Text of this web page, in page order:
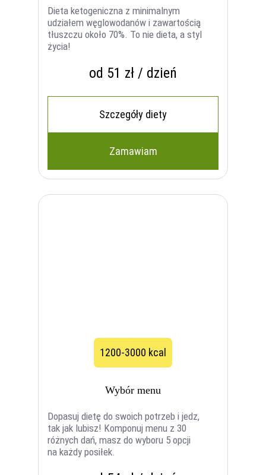
Dieta ketogeniczna z minimalnym
udziałem węglowodanów i zawartością
tłuszczu około 70%. To nie dieta, a styl
życia!
od 51 zł / dzień
Szczegóły diety
Zamawiam
1200-3000 kcal
Wybór menu
Dopasuj dietę do swoich potrzeb i jedz,
tak jak lubisz! Komponuj menu z 30
różnych dań, masz do wyboru 5 opcji
na każdy posiłek.